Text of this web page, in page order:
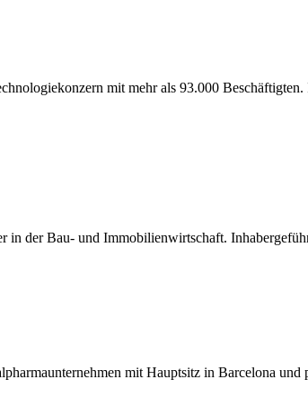
mit mehr als 93.000
in der Bau- und Immobilienwirtschaft.
mit Hauptsitz in Barcelona